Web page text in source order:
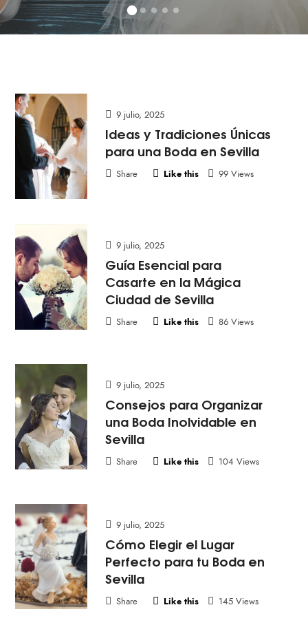
9 julio, 2025
Ideas y Tradiciones Únicas
para una Boda en Sevilla
Share Like this 99 Views
9 julio, 2025
Guía Esencial para
Casarte en la Mágica
Ciudad de Sevilla
Share Like this 86 Views
9 julio, 2025
Consejos para Organizar
una Boda Inolvidable en
Sevilla
Share Like this 104 Views
9 julio, 2025
Cómo Elegir el Lugar
Perfecto para tu Boda en
Sevilla
Share Like this 145 Views